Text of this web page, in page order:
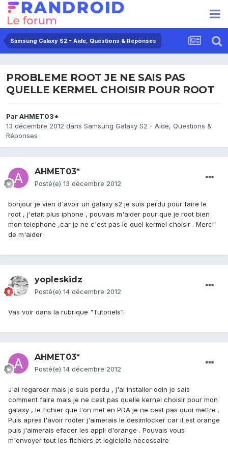
Samsung Galaxy S2 - Aide, Questions & Réponses
PROBLEME ROOT JE NE SAIS PAS
QUELLE KERMEL CHOISIR POUR ROOT
ParAHMET03*
13 décembre 2012 dans Samsung Galaxy S2 - Aide, Questions &
Réponses
AHMET03*
Posté(e) 13 décembre 2012
bonjour je vien d'avoir un galaxy s2 je suis perdu pour faire le
root , j'etait plus iphone , pouvais m'aider pour que je root bien
mon telephone ,car je ne c'est pas le quel kermel choisir . Merci
de m'aider
yopleskidz
Posté(e) 14 décembre 2012
Vas voir dans la rubrique "Tutoriels".
AHMET03*
Posté(e) 14 décembre 2012
J'ai regarder mais je suis perdu , j'ai installer odin je sais
comment faire mais je ne cest pas quelle kernel choisir pour mon
galaxy , le fichier que l'on met en PDA je ne cest pas quoi mettre .
Puis apres l'avoir rooter j'aimerais le desimlocker car il est orange
puis j'aimerais efacer les appli d'orange . Pouvais vous
m'envoyer tout les fichiers et logicielle necessaire